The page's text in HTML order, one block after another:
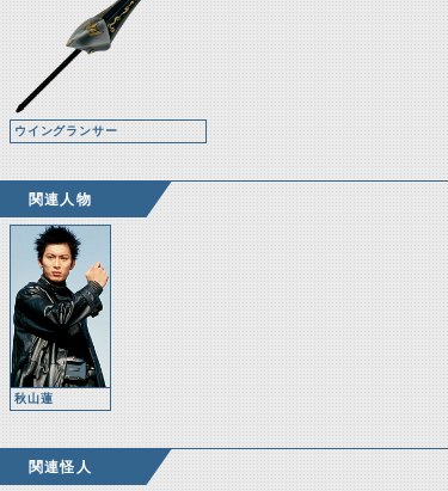
ウイングランサー
関連人物
秋山蓮
関連怪人